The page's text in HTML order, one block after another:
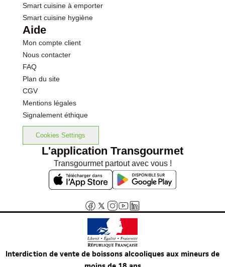
Smart cuisine à emporter
Smart cuisine hygiène
Aide
Mon compte client
Nous contacter
FAQ
Plan du site
CGV
Mentions légales
Signalement éthique
Cookies Settings
L'application Transgourmet
Transgourmet partout avec vous !
Interdiction de vente de boissons alcooliques aux mineurs de